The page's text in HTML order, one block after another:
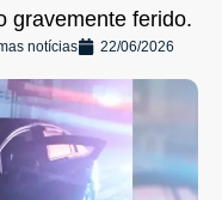
gravemente ferido.
notícias
22/06/2026